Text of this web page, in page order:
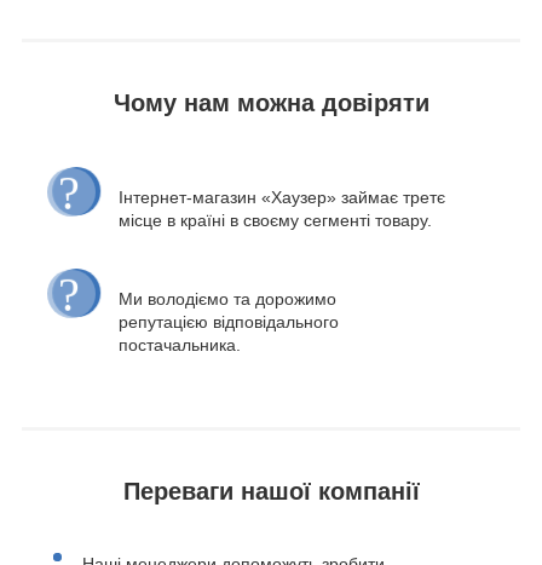
Чому нам можна довіряти
Інтернет-магазин «Хаузер» займає третє
місце в країні в своєму сегменті товару.
Ми володіємо та дорожимо
репутацією відповідального
постачальника.
Переваги нашої компанії